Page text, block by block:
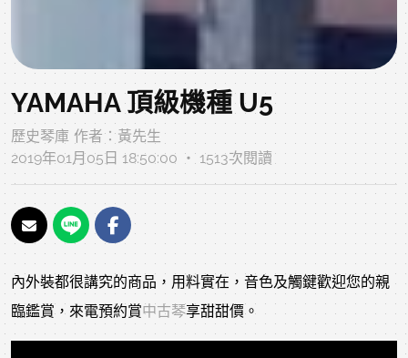
YAMAHA 頂級機種 U5
歷史琴庫 作者：黃先生
2019年01月05日 18:50:00 ‧ 1513次閱讀
內外裝都很講究的商品，用料實在，音色及觸鍵歡迎您的親
臨鑑賞，來電預約賞中古琴享甜甜價。